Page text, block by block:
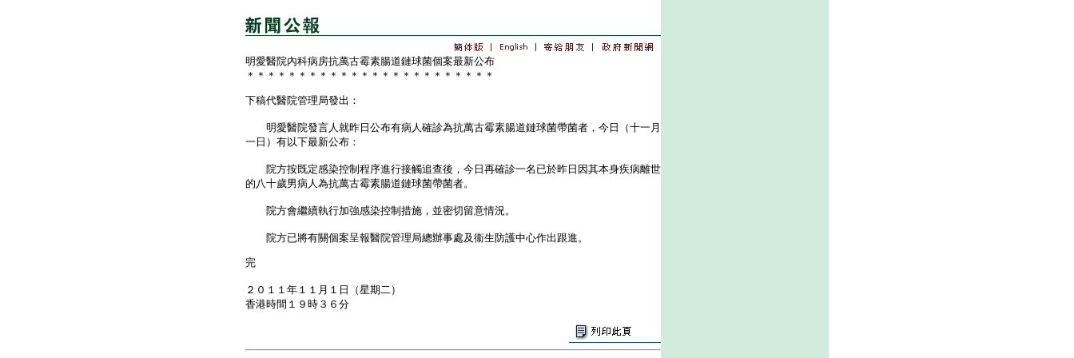
明愛醫院內科病房抗萬古霉素腸道鏈球菌個案最新公布
＊＊＊＊＊＊＊＊＊＊＊＊＊＊＊＊＊＊＊＊＊＊＊＊
下稿代醫院管理局發出：
明愛醫院發言人就昨日公布有病人確診為抗萬古霉素腸道鏈球菌帶菌者，今日（十一月
一日）有以下最新公布：
院方按既定感染控制程序進行接觸追查後，今日再確診一名已於昨日因其本身疾病離世
的八十歲男病人為抗萬古霉素腸道鏈球菌帶菌者。
院方會繼續執行加強感染控制措施，並密切留意情況。
院方已將有關個案呈報醫院管理局總辦事處及衞生防護中心作出跟進。
完
２０１１年１１月１日（星期二）
香港時間１９時３６分